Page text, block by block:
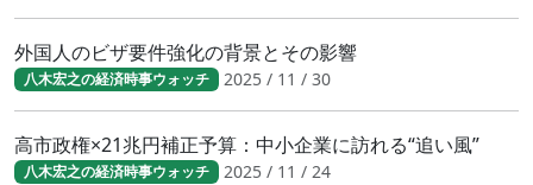
外国人のビザ要件強化の背景とその影響
八木宏之の経済時事ウォッチ 2025 / 11 / 30
高市政権×21兆円補正予算：中小企業に訪れる“追い風”
八木宏之の経済時事ウォッチ 2025 / 11 / 24